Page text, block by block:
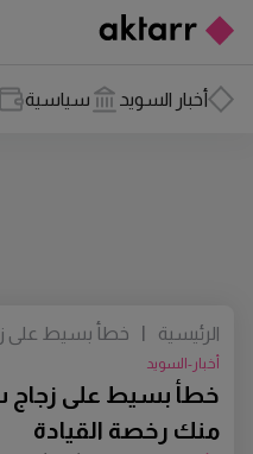
أخبار السويد سياسية
خطأ بسيط على
منك رخصة القيادة
أخبار-السويد
الرئيسية |
خطأ بسيط على